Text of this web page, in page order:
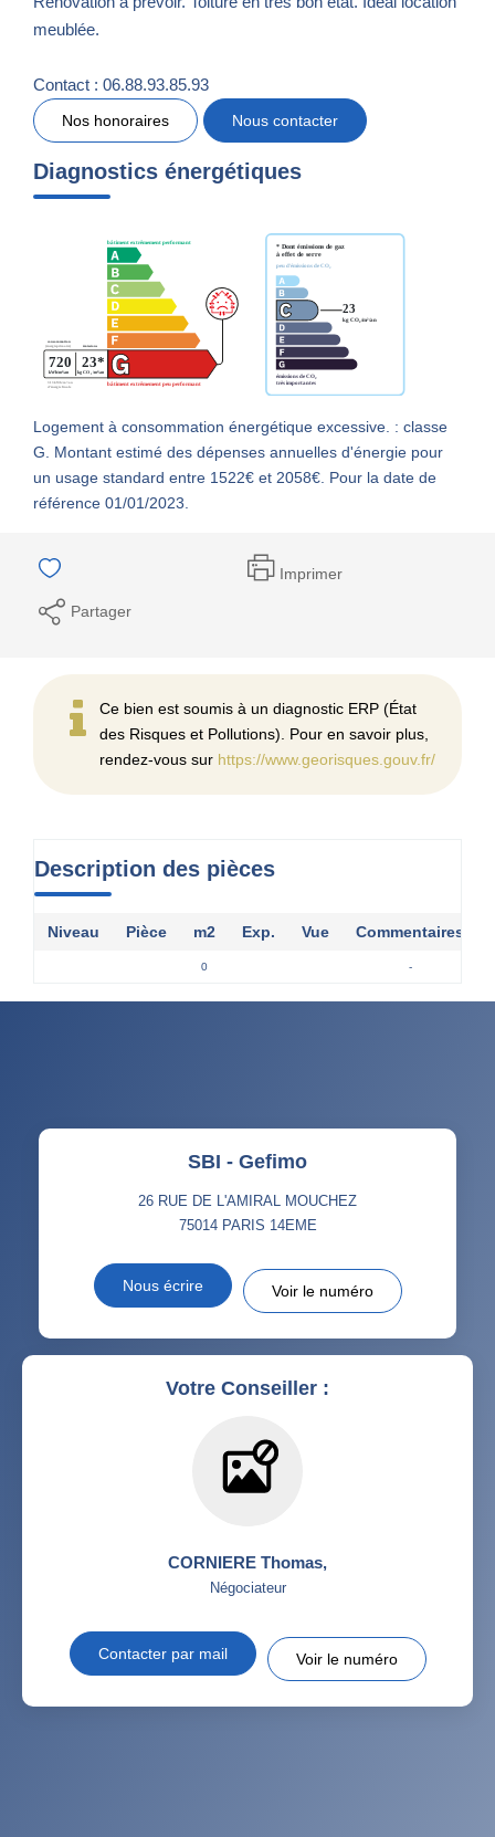
meublée.
Contact : 06.88.93.85.93
Nos honoraires Nous contacter
Diagnostics énergétiques
Logement à consommation énergétique excessive. : classe
G. Montant estimé des dépenses annuelles d'énergie pour
un usage standard entre 1522€ et 2058€. Pour la date de
référence 01/01/2023.
Imprimer
Partager
Ce bien est soumis à un diagnostic ERP (État
des Risques et Pollutions). Pour en savoir plus,
rendez-vous sur https://www.georisques.gouv.fr/
Description des pièces
Niveau Pièce m2 Exp. Vue Commentaires
0 -
SBI - Gefimo
26 RUE DE L'AMIRAL MOUCHEZ
75014 PARIS 14EME
Nous écrire Voir le numéro
Votre Conseiller :
CORNIERE Thomas,
Négociateur
Contacter par mail Voir le numéro